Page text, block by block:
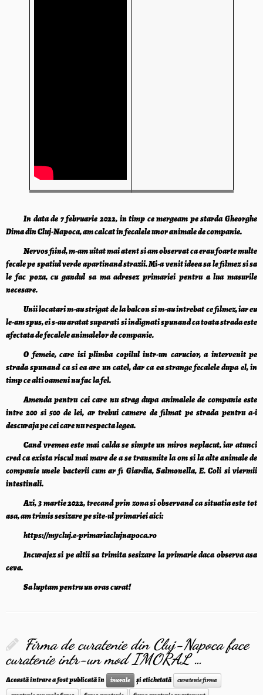
In data de 7 februarie 2022, in timp ce mergeam pe starda Gheorghe
Dima din Cluj-Napoca, am calcat in fecalele unor animale de companie.
Nervos fiind, m-am uitat mai atent si am observat ca erau foarte multe
fecale pe spatiul verde apartinand strazii. Mi-a venit ideea sa le filmez si sa
le fac poza, cu gandul sa ma adresez primariei pentru a lua masurile
necesare.
Unii locatari m-au strigat de la balcon si m-au intrebat ce filmez, iar eu
le-am spus, ei s-au aratat suparati si indignati spunand ca toata strada este
afectata de fecalele animalelor de companie.
O femeie, care isi plimba copilul intr-un carucior, a intervenit pe
strada spunand ca si ea are un catel, dar ca ea strange fecalele dupa el, in
timp ce alti oameni nu fac la fel.
Amenda pentru cei care nu strag dupa animalele de companie este
intre 200 si 500 de lei, ar trebui camere de filmat pe strada pentru a-i
descuraja pe cei care nu respecta legea.
Cand vremea este mai calda se simpte un miros neplacut, iar atunci
cred ca exista riscul mai mare de a se transmite la om si la alte animale de
companie unele bacterii cum ar fi Giardia, Salmonella, E. Coli si viermii
intestinali.
Azi, 3 martie 2022, trecand prin zona si observand ca situatia este tot
asa, am trimis sesizare pe site-ul primariei aici:
https://mycluj.e-primariaclujnapoca.ro
Incurajez si pe altii sa trimita sesizare la primarie daca observa asa
ceva.
Sa luptam pentru un oras curat!
Firma de curatenie din Cluj-Napoca face
curatenie intr-un mod IMORAL …
Această intrare a fost publicată în imorale și etichetată curatenie firma